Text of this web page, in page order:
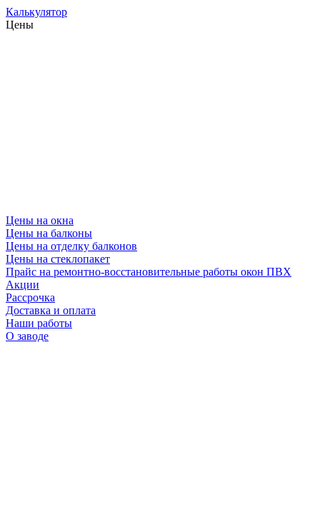
Калькулятор
Цены
Цены на окна
Цены на балконы
Цены на отделку балконов
Цены на стеклопакет
Прайс на ремонтно-восстановительные работы окон ПВХ
Акции
Рассрочка
Доставка и оплата
Наши работы
О заводе